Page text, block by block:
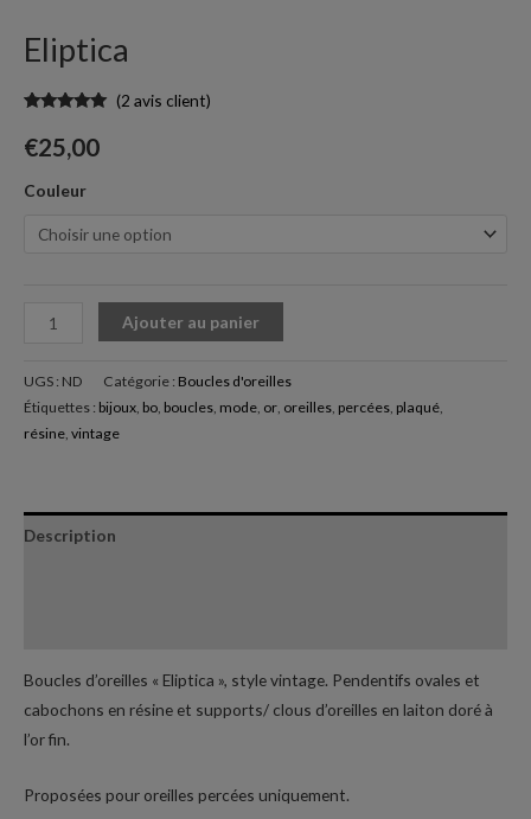
Eliptica
sur 5
basé sur
client
(2 avis client)
€25,00
Couleur
Ajouter au panier
UGS : ND Catégorie : Boucles d'oreilles
Étiquettes : bijoux bo boucles mode or oreilles percées plaqué
résine vintage
Description
Boucles d’oreilles « Eliptica », style vintage. Pendentifs ovales et
cabochons en résine et supports/ clous d’oreilles en laiton doré à
l’or fin.
Proposées pour oreilles percées uniquement.